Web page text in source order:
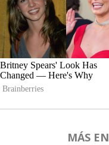
MÁS EN